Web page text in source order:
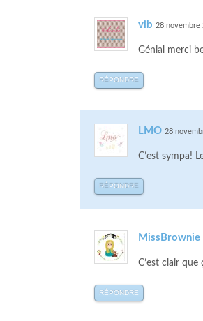
vib 28 novembre
Génial merci
RÉPONDRE
LMO 28
C’est sympa!
RÉPONDRE
MissBrownie
C’est clair que
RÉPONDRE